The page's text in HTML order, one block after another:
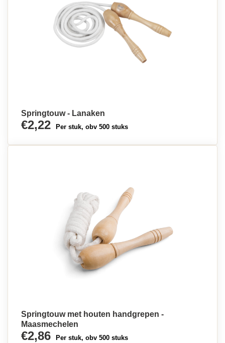
Springtouw - Lanaken
€2,22 Per stuk, obv 500 stuks
Springtouw met houten handgrepen -
Maasmechelen
€2,86 Per stuk, obv 500 stuks